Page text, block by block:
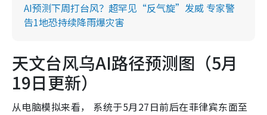
AI预测下周打台风？超罕见“反气旋”发威 专家警
告1地恐持续降雨爆灾害
天文台风乌AI路径预测图（5月
19日更新）
从电脑模拟来看， 系统于5月27日前后在菲律宾东面至